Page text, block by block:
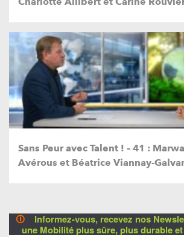
Sans Peur avec Talent ! – 41 :
Avérous et Béatrice Viannay-
🛈
Informez-vous, recevez nos
une Mobilité plus sûre, plus durable